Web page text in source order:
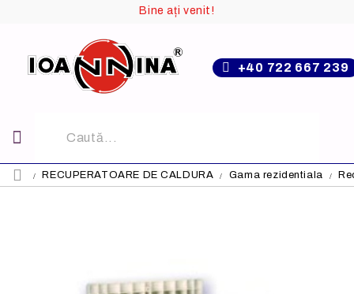
Bine ați venit!
+40 722 667 239
RECUPERATOARE DE CALDURA Gama rezidentiala